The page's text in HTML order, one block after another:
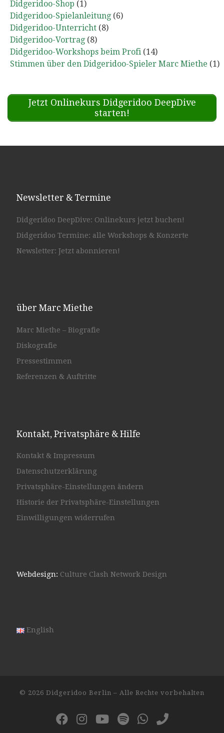
Didgeridoo-Shop (1)
Didgeridoo-Spielanleitung (6)
Didgeridoo-Unterricht (8)
Didgeridoo-Vortrag (8)
Didgeridoo-Workshops beim Profi (14)
Stimmen über den Didgeridoo-Spieler Marc Miethe (1)
Jetzt Onlinekurs Didgeridoo DeepDive
starten!
Newsletter & Termine
Didgeridoo DeepDive: Onlinekurs jetzt buchen!
Didgeridoo Termine: alle Workshops & Konzerte
Newsletter: Jetzt abonnieren!
über Marc Miethe
Marc Miethe – Biografie
Diskografie
Pressestimmen
Referenzen & Auftritte
Kontakt, Privatsphäre & Hilfe
Kontakt & Impressum
Datenschutzerklärung
Privatsphäre-Einstellungen ändern
Historie der Privatsphäre-Einstellungen
Einwilligungen widerrufen
Webdesign: Culture Clash Network Design
English
© 2026 Didgeridoo Berlin – Alle Rechte vorbehalten